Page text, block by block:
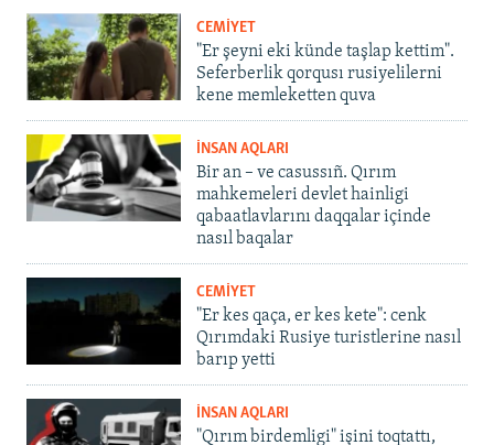
CEMİYET
"Er şeyni eki künde taşlap kettim".
Seferberlik qorqusı rusiyelilerni
kene memleketten quva
İNSAN AQLARI
Bir an – ve casussıñ. Qırım
mahkemeleri devlet hainligi
qabaatlavlarını daqqalar içinde
nasıl baqalar
CEMİYET
"Er kes qaça, er kes kete": cenk
Qırımdaki Rusiye turistlerine nasıl
barıp yetti
İNSAN AQLARI
"Qırım birdemligi" işini toqtattı,